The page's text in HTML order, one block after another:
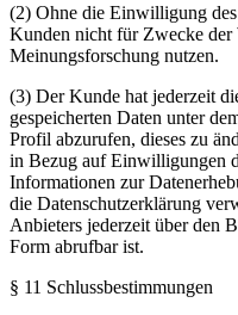
(2) Ohne die Einwilligung
Kunden nicht für Zwecke der
Meinungsforschung nutzen.
(3) Der Kunde hat jederzeit
gespeicherten Daten unter
Profil abzurufen, dieses zu
in Bezug auf Einwilligungen
Informationen zur
die Datenschutzerklärung
Anbieters jederzeit über den
Form abrufbar ist.
§ 11 Schlussbestimmungen